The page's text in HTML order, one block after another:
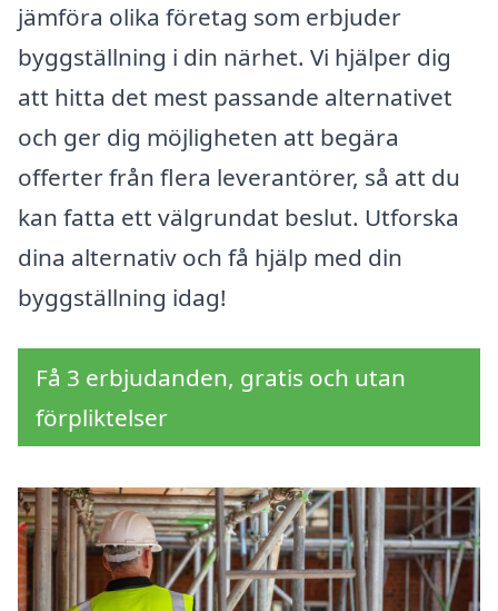
jämföra olika företag som erbjuder
byggställning i din närhet. Vi hjälper dig
att hitta det mest passande alternativet
och ger dig möjligheten att begära
offerter från flera leverantörer, så att du
kan fatta ett välgrundat beslut. Utforska
dina alternativ och få hjälp med din
byggställning idag!
Få 3 erbjudanden, gratis och utan
förpliktelser